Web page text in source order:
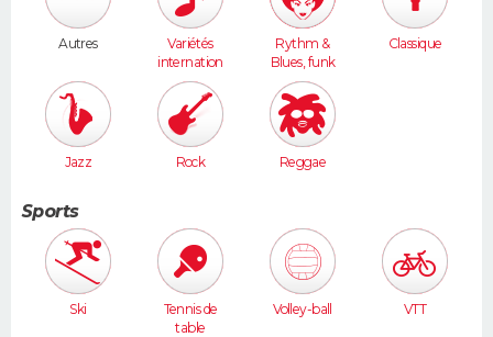
Autres
Variétés
internation
ales
Rythm &
Blues, funk
Classique
Jazz Rock Reggae
Sports
Ski
Tennis de
table
Volley-ball VTT